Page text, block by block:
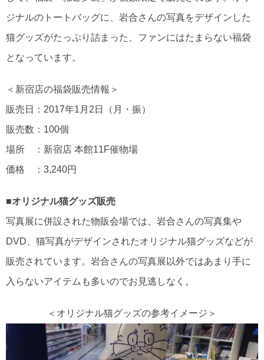
ジナルのトートバッグに、岩合さんの写真をデザインした
猫グッズがたっぷり詰まった、ファンにはたまらない福袋
となっています。
＜新宿店の福袋販売情報＞
販売日：2017年1月2日（月・振）
販売数：100個
場所 ：新宿店 本館11F催物場
価格 ：3,240円
■オリジナル猫グッズ販売
写真展に併設された物販会場では、岩合さんの写真集や
DVD、猫写真がデザインされたオリジナル猫グッズなどが
販売されています。岩合さんの写真展以外ではあまり手に
入らないアイテムも多いのでお見逃しなく。
＜オリジナル猫グッズの参考イメージ＞